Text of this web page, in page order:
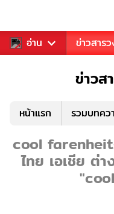
อ่าน
ข่าวบันเทิง ข่าวสาร
ข่าวส
หน้าแรก รวมบทคว
cool
ไทย เอเชีย ต่